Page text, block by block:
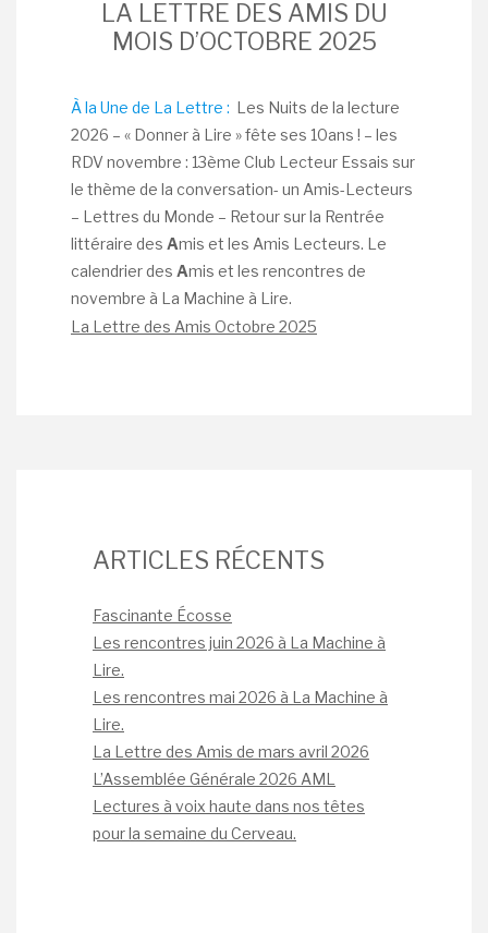
LA LETTRE DES AMIS DU
MOIS D’OCTOBRE 2025
À la Une de La Lettre : Les Nuits de la lecture
2026 – « Donner à Lire » fête ses 10ans ! – les
RDV novembre : 13ème Club Lecteur Essais sur
le thème de la conversation- un Amis-Lecteurs
– Lettres du Monde – Retour sur la Rentrée
littéraire des Amis et les Amis Lecteurs. Le
calendrier des Amis et les rencontres de
novembre à La Machine à Lire.
La Lettre des Amis Octobre 2025
ARTICLES RÉCENTS
Fascinante Écosse
Les rencontres juin 2026 à La Machine à
Lire.
Les rencontres mai 2026 à La Machine à
Lire.
La Lettre des Amis de mars avril 2026
L’Assemblée Générale 2026 AML
Lectures à voix haute dans nos têtes
pour la semaine du Cerveau.